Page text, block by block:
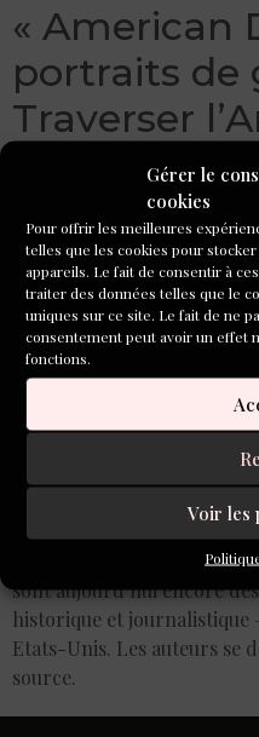
Gérer le
cookies
Pour offrir les meilleures
telles que les cookies pour
appareils. Le fait de consentir à
traiter des données telles que le
uniques sur ce site. Le fait de ne
consentement peut avoir un effet
fonctions.
Voir les
« American
portraits de
Traverser
l’écriture
Une chose frappante :
sont aujourd’hui encore
historique et journalistique
Etats-Unis. Les auteurs se
source.